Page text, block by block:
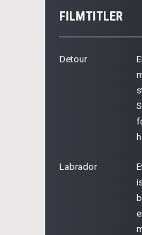
FILMTITLER
Detour
Labrador